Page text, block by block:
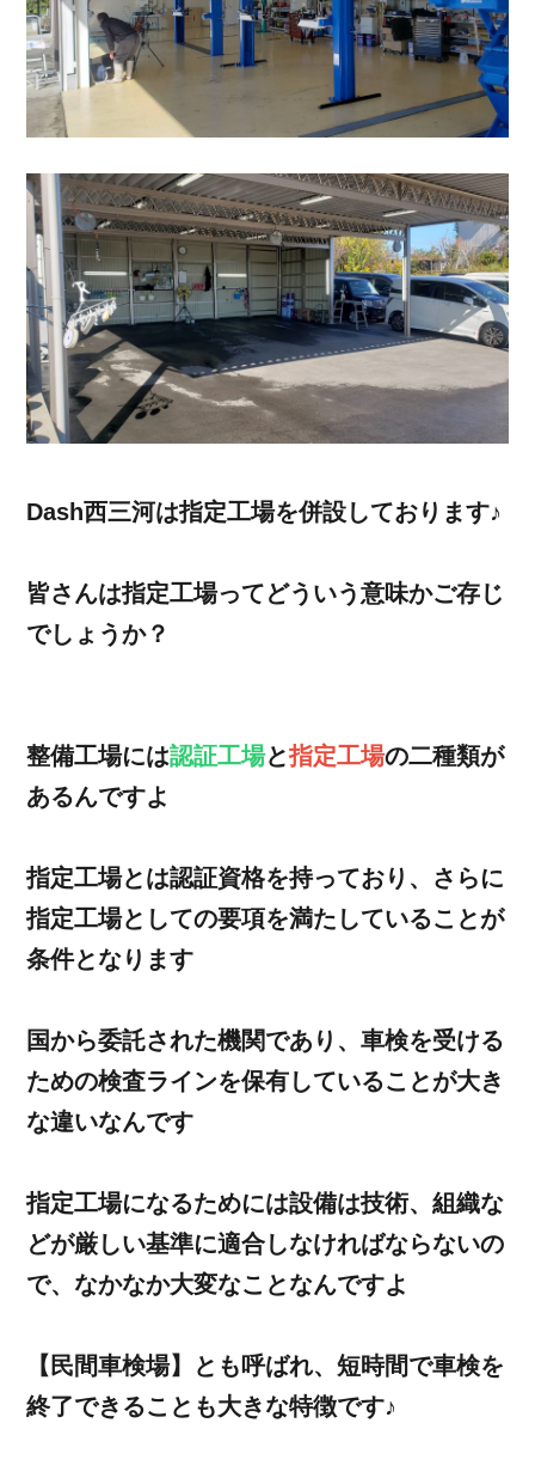
Dash西三河は指定工場を併設しております♪
皆さんは指定工場ってどういう意味かご存じ
でしょうか？
整備工場には認証工場と指定工場の二種類が
あるんですよ
指定工場とは認証資格を持っており、さらに
指定工場としての要項を満たしていることが
条件となります
国から委託された機関であり、車検を受ける
ための検査ラインを保有していることが大き
な違いなんです
指定工場になるためには設備は技術、組織な
どが厳しい基準に適合しなければならないの
で、なかなか大変なことなんですよ
【民間車検場】とも呼ばれ、短時間で車検を
終了できることも大きな特徴です♪